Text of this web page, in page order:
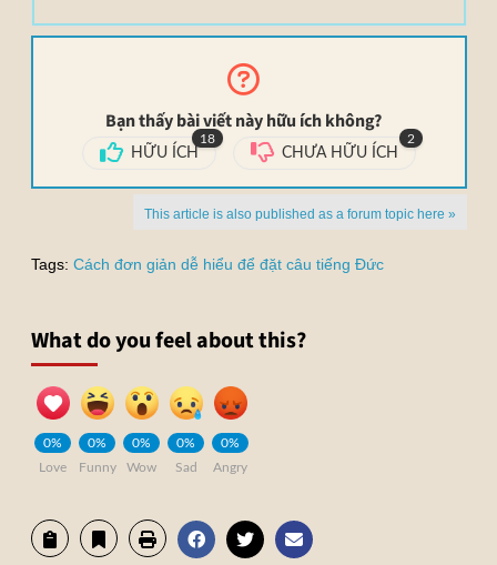
Bạn thấy bài viết này hữu ích không?
HỮU ÍCH
18
CHƯA HỮU ÍCH
2
This article is also published as a forum topic here »
Tags: Cách đơn giản dễ hiểu để đặt câu tiếng Đức
What do you feel about this?
0%
Love
0%
Funny
0%
Wow
0%
Sad
0%
Angry